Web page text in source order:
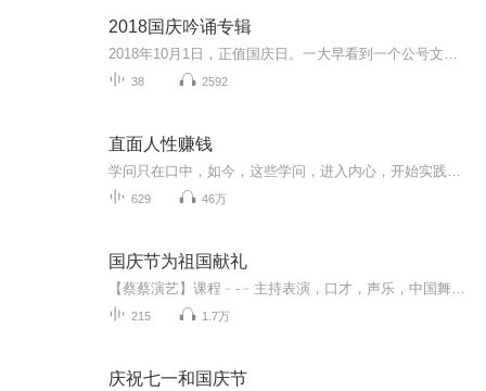
2018国庆吟诵专辑
38 2592
直面人性赚钱
629 46万
国庆节为祖国献礼
215 1.7万
庆祝七一和国庆节